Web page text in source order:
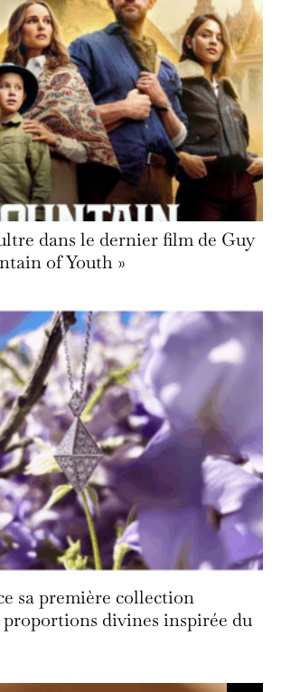
dans le dernier film de Guy
of Youth »
sa première collection
divines inspirée du